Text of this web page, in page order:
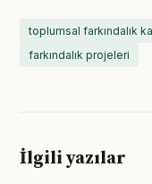
toplumsal farkındalık
farkındalık projeleri
İlgili yazılar